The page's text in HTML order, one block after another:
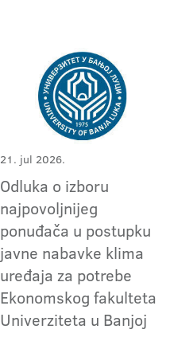
21. jul 2026.
Odluka o izboru
najpovoljnijeg
ponuđača u postupku
javne nabavke klima
uređaja za potrebe
Ekonomskog fakulteta
Univerziteta u Banjoj